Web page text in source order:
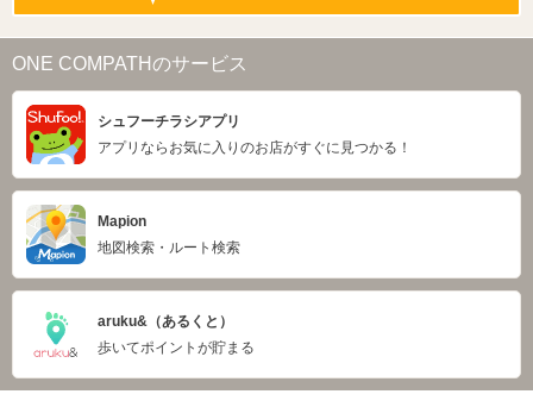
ONE COMPATHのサービス
シュフーチラシアプリ
アプリならお気に入りのお店がすぐに見つかる！
Mapion
地図検索・ルート検索
aruku&（あるくと）
歩いてポイントが貯まる